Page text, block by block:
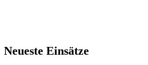
Neueste Einsätze